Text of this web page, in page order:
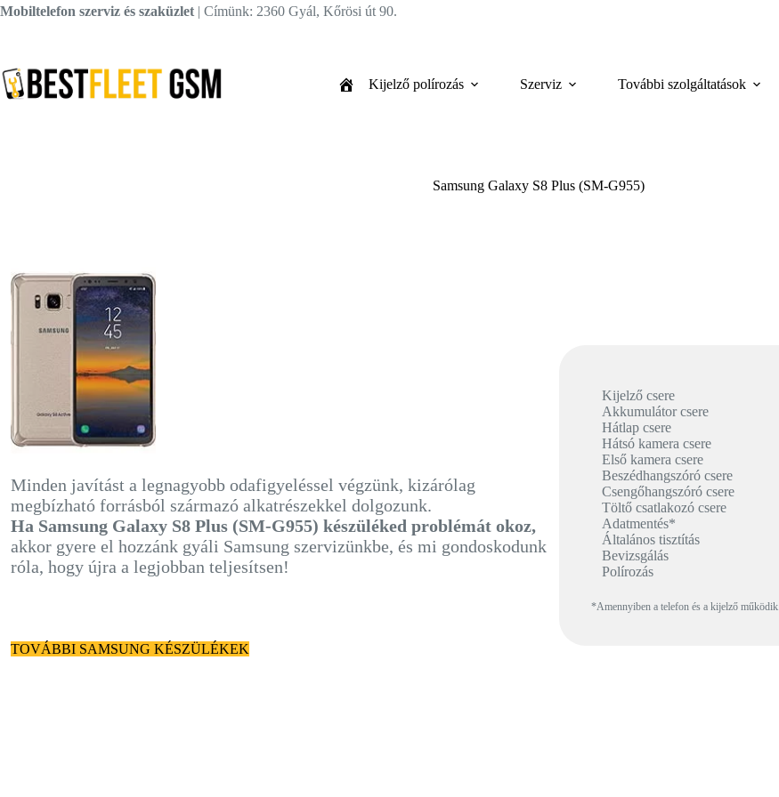
Skip
Mobiltelefon szerviz és szaküzlet | Címünk: 2360 Gyál, Kőrösi út 90.
Kijelző polírozás Szerviz További szolgáltatások
Samsung Galaxy S8 Plus (SM-G955)
Minden javítást a legnagyobb odafigyeléssel végzünk, kizárólag
megbízható forrásból származó alkatrészekkel dolgozunk.
Ha Samsung Galaxy S8 Plus (SM-G955) készüléked problémát okoz,
akkor gyere el hozzánk gyáli Samsung szervizünkbe, és mi gondoskodunk
róla, hogy újra a legjobban teljesítsen!
TOVÁBBI SAMSUNG KÉSZÜLÉKEK
Kijelző csere
Akkumulátor csere
Hátlap csere
Hátsó kamera csere
Első kamera csere
Beszédhangszóró csere
Csengőhangszóró csere
Töltő csatlakozó csere
Adatmentés*
Általános tisztítás
Bevizsgálás
Polírozás
*Amennyiben a telefon és a kijelző működik.